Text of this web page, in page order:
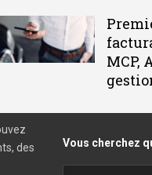
MCP,
des
Vous cherchez